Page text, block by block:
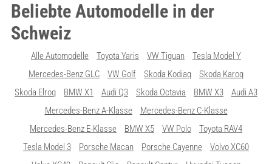
Beliebte Automodelle in der
Schweiz
Alle Automodelle Toyota Yaris VW Tiguan
Tesla Model Y
Mercedes-Benz GLC
VW Golf Skoda Kodiaq
Skoda Karoq
Skoda Elroq
BMW X1 Audi Q3 Skoda Octavia BMW X3
Audi A3
Mercedes-Benz A-Klasse
Mercedes-Benz C-Klasse
Mercedes-Benz E-Klasse
BMW X5 VW Polo
Toyota RAV4
Tesla Model 3
Porsche Macan Porsche Cayenne
Volvo XC60